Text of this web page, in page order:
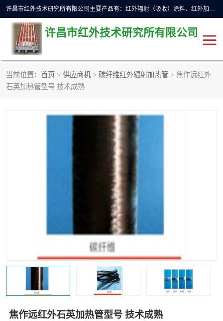
许昌市红外技术研究所有限公司主要产品有：红外辐射（吸收）涂料、红外加热元件、红外辐射加热模块（板）、红外辐射加热炉（箱）、快速红外辐射加热器、系列高端红外加热实验设备、系列红外加热控制器等。
许昌市红外技术研究所有限公司
当前位置： 首页 > 供应商机 > 碳纤维红外辐射加热管 > 焦作远红外
石英加热管型号 技术成熟
焦作远红外石英加热管型号 技术成熟
红外加热设备
定制红外加热实验设备
红外辐射吸收涂料
电工电气
红外加热控制器
热环境试验设备
红外辐射表面材料 定波长红外辐射加热器
快速红外辐射聚焦炉